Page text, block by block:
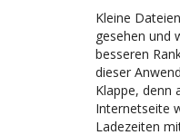
Kleine
gesehen und
besseren
dieser
Klappe, denn
Internetseite
Ladezeiten